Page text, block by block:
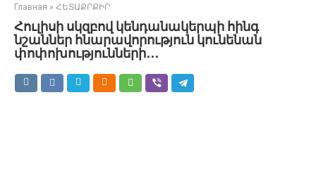
Главная » ՀԵՏԱՔՐՔԻՐ
Հուլիսի սկզբով կենդանակերպի հինգ
նշաններ հնարավորություն կունենան
փոփոխությունների․․․